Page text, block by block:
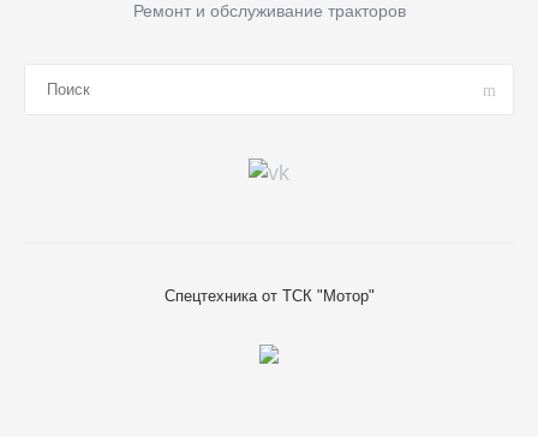
Ремонт и обслуживание тракторов
Спецтехника от ТСК "Мотор"